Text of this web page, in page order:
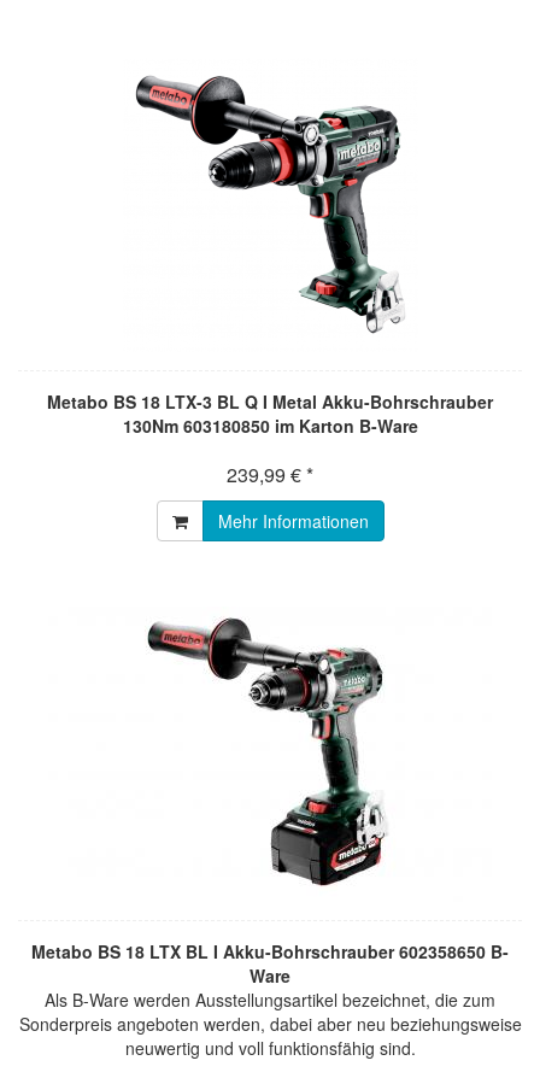
Metabo BS 18 LTX-3 BL Q I Metal Akku-Bohrschrauber
130Nm 603180850 im Karton B-Ware
239,99 € *
Mehr Informationen
Metabo BS 18 LTX BL I Akku-Bohrschrauber 602358650 B-
Ware
Als B-Ware werden Ausstellungsartikel bezeichnet, die zum
Sonderpreis angeboten werden, dabei aber neu beziehungsweise
neuwertig und voll funktionsfähig sind.